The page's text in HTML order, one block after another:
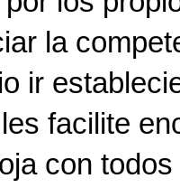
la
ir
facilite
con